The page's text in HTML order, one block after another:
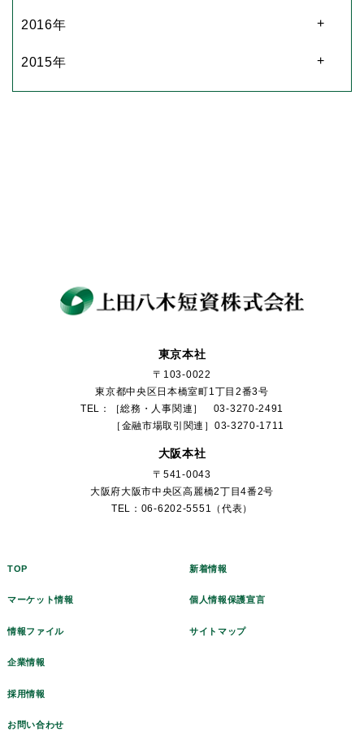
2016年
2015年
東京本社
〒103-0022
東京都中央区日本橋室町1丁目2番3号
TEL：［総務・人事関連］ 03-3270-2491
［金融市場取引関連］03-3270-1711
大阪本社
〒541-0043
大阪府大阪市中央区高麗橋2丁目4番2号
TEL：06-6202-5551（代表）
TOP
マーケット情報
情報ファイル
企業情報
採用情報
お問い合わせ
新着情報
個人情報保護宣言
サイトマップ